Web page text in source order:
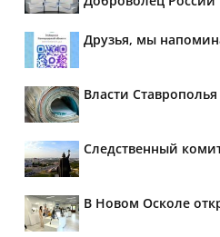
Друзья, мы
Власти
Следственный
В Новом Осколе